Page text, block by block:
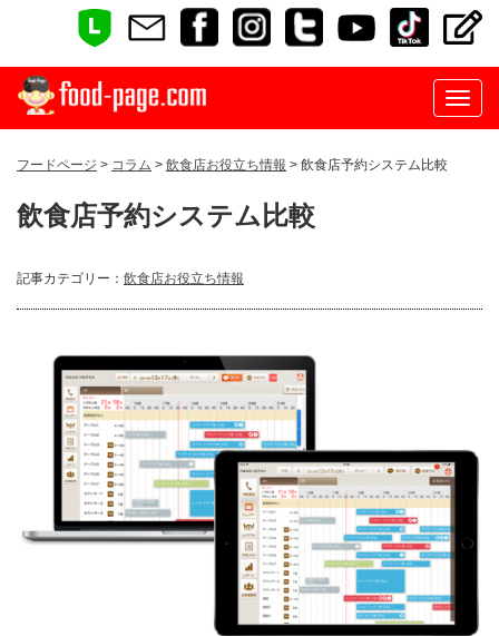
フードページ > コラム > 飲食店お役立ち情報 > 飲食店予約システム比較
飲食店予約システム比較
記事カテゴリー： 飲食店お役立ち情報